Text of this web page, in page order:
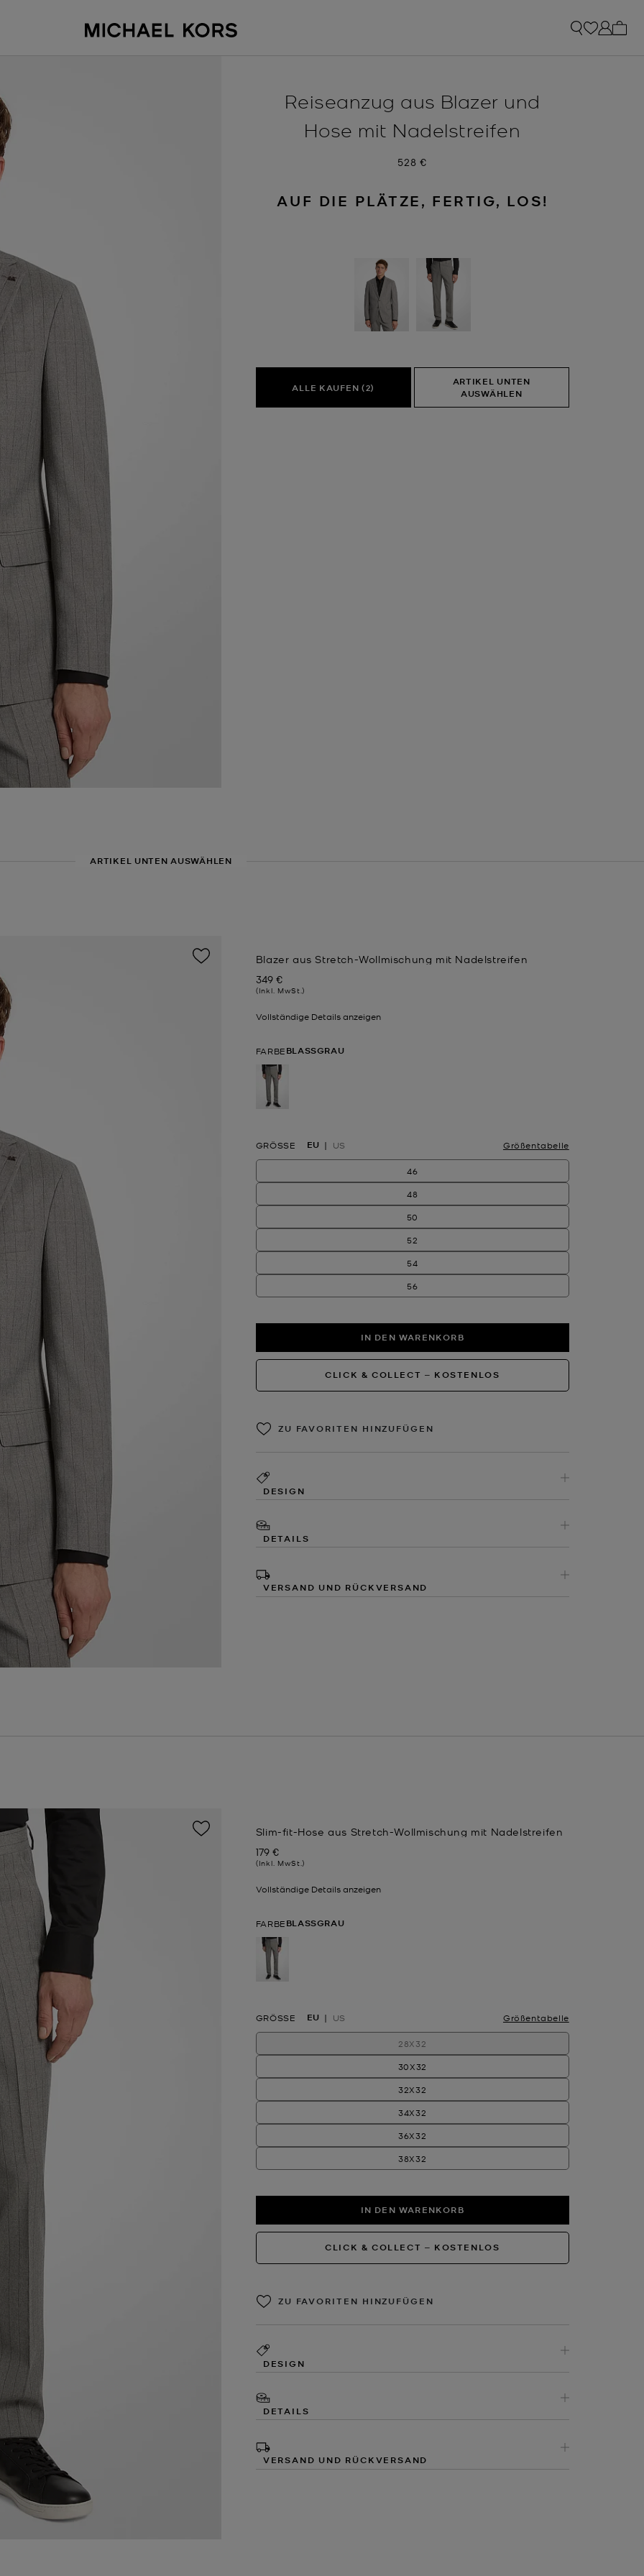
Reiseanzug aus Blazer und
Hose mit Nadelstreifen
Jetzt
528 €
AUF DIE PLÄTZE, FERTIG, LOS!
ALLE KAUFEN (2)
ARTIKEL UNTEN
AUSWÄHLEN
ARTIKEL UNTEN AUSWÄHLEN
Blazer aus Stretch-Wollmischung mit Nadelstreifen
Jetzt
349 €
(Inkl. MwSt.)
Vollständige Details anzeigen
FARBEBLASSGRAU
GRÖSSE EU US Größentabelle
46
48
50
52
54
56
IN DEN WARENKORB
CLICK & COLLECT ‒ KOSTENLOS
ZU FAVORITEN HINZUFÜGEN
DESIGN
DETAILS
VERSAND UND RÜCKVERSAND
Slim-fit-Hose aus Stretch-Wollmischung mit Nadelstreifen
Jetzt
179 €
(Inkl. MwSt.)
Vollständige Details anzeigen
FARBEBLASSGRAU
GRÖSSE EU US Größentabelle
28X32
30X32
32X32
34X32
36X32
38X32
IN DEN WARENKORB
CLICK & COLLECT ‒ KOSTENLOS
ZU FAVORITEN HINZUFÜGEN
DESIGN
DETAILS
VERSAND UND RÜCKVERSAND